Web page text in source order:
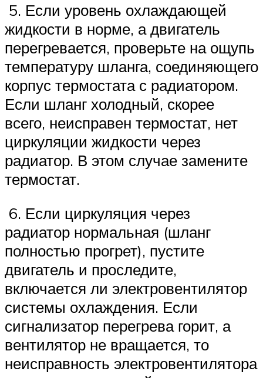
5. Если уровень охлаждающей
жидкости в норме, а двигатель
перегревается, проверьте на ощупь
температуру шланга, соединяющего
корпус термостата с радиатором.
Если шланг холодный, скорее
всего, неисправен термостат, нет
циркуляции жидкости через
радиатор. В этом случае замените
термостат.
6. Если циркуляция через
радиатор нормальная (шланг
полностью прогрет), пустите
двигатель и проследите,
включается ли электровентилятор
системы охлаждения. Если
сигнализатор перегрева горит, а
вентилятор не вращается, то
неисправность электровентилятора